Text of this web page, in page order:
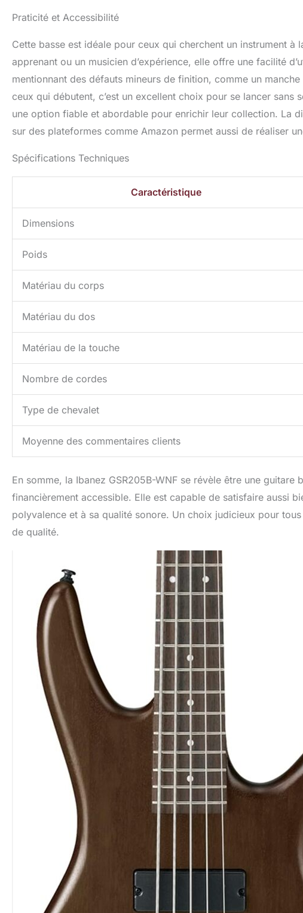
Praticité et Accessibilité
Cette basse est idéale pour ceux qui cherchent un instrument à
apprenant ou un musicien d’expérience, elle offre une facilité
mentionnant des défauts mineurs de finition, comme un
ceux qui débutent, c’est un excellent choix pour se lancer
une option fiable et abordable pour enrichir leur collection. La
sur des plateformes comme Amazon permet aussi de réaliser
Spécifications Techniques
Caractéristique
Dimensions
Poids
Matériau du corps
Matériau du dos
Matériau de la touche
Nombre de cordes
Type de chevalet
Moyenne des commentaires clients
En somme, la Ibanez GSR205B-WNF se révèle être une
financièrement accessible. Elle est capable de satisfaire aussi
polyvalence et à sa qualité sonore. Un choix judicieux pour
de qualité.